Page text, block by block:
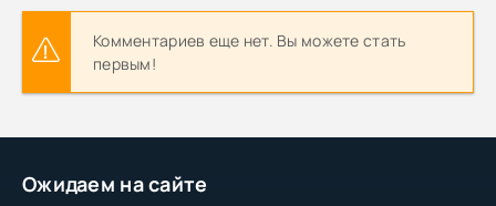
Ожидаем на сайте
Комментариев еще нет. Вы можете стать
первым!